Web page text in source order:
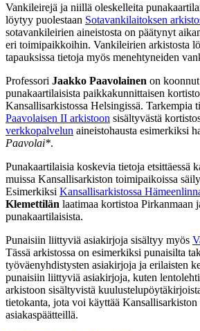
Vankileirejä ja niillä oleskelleita
löytyy puolestaan Sotavankilaitoksen
sotavankileirien aineistosta on päätynyt
eri toimipaikkoihin. Vankileirien arkistosta
tapauksissa tietoja myös menehtyneiden
Professori Jaakko Paavolainen on
punakaartilaisista paikkakunnittaisen
Kansallisarkistossa Helsingissä. Tarkempia
Paavolaisen II arkistoon sisältyvästä
verkkopalvelun aineistohausta esimerkiksi
Paavolai*.
Punakaartilaisia koskevia tietoja etsittäessä
muissa Kansallisarkiston toimipaikoissa
Esimerkiksi Kansallisarkistossa
Klemettilän laatimaa kortistoa Pirkanmaan
punakaartilaisista.
Punaisiin liittyviä asiakirjoja sisältyy myös
Tässä arkistossa on esimerkiksi punaisilta
työväenyhdistysten asiakirjoja ja erilaisten
punaisiin liittyviä asiakirjoja, kuten
arkistoon sisältyvistä
tietokanta, jota voi käyttää Kansallisarkiston
asiakaspäätteillä.